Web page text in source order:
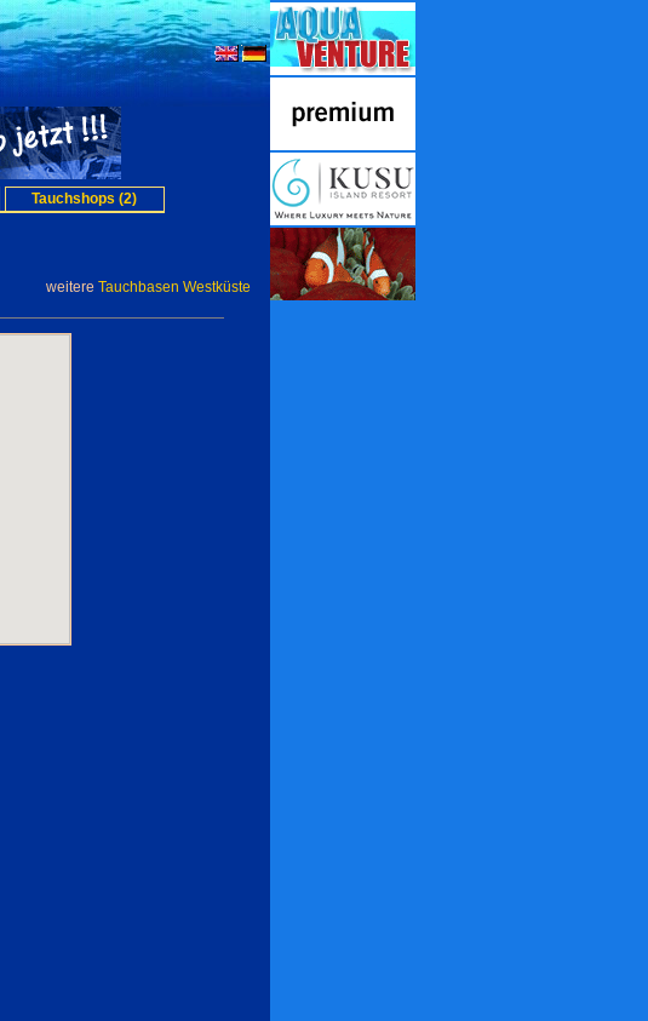
Tauchshops (2)
weitere Tauchbasen Westküste